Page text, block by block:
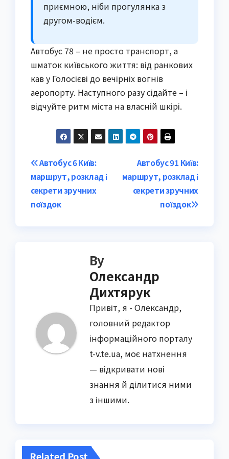
приємною, ніби прогулянка з
другом-водієм.
Автобус 78 – не просто транспорт, а
шматок київського життя: від ранкових
кав у Голосієві до вечірніх вогнів
аеропорту. Наступного разу сідайте – і
відчуйте ритм міста на власній шкірі.
Post
navigation
Автобус 91 Київ:
маршрут, розклад і
секрети зручних
поїздок
Автобус 6 Київ:
маршрут, розклад і
секрети зручних
поїздок
By
Олександр
Дихтярук
Привіт, я - Олександр,
головний редактор
інформаційного порталу
t-v.te.ua, моє натхнення
— відкривати нові
знання й ділитися ними
з іншими.
Related Post